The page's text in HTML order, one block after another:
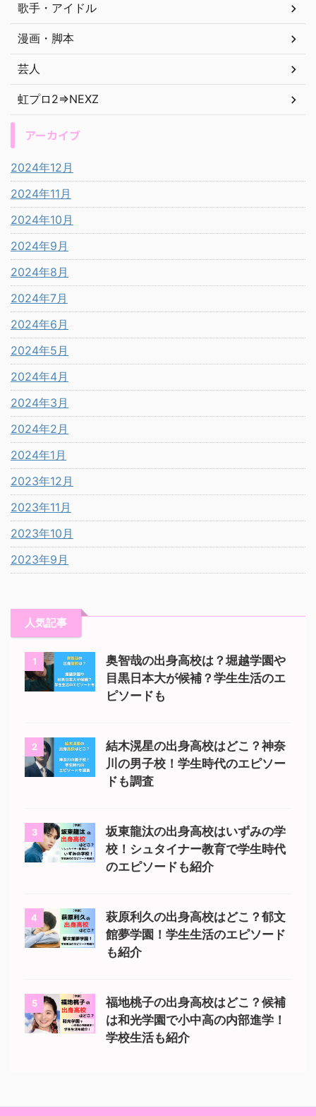
歌手・アイドル
漫画・脚本
芸人
虹プロ2⇒NEXZ
アーカイブ
2024年12月
2024年11月
2024年10月
2024年9月
2024年8月
2024年7月
2024年6月
2024年5月
2024年4月
2024年3月
2024年2月
2024年1月
2023年12月
2023年11月
2023年10月
2023年9月
人気記事
1
奥智哉の出身高校は？堀越学園や
目黒日本大が候補？学生生活のエ
ピソードも
2
結木滉星の出身高校はどこ？神奈
川の男子校！学生時代のエピソー
ドも調査
3
坂東龍汰の出身高校はいずみの学
校！シュタイナー教育で学生時代
のエピソードも紹介
4
萩原利久の出身高校はどこ？郁文
館夢学園！学生生活のエピソード
も紹介
5
福地桃子の出身高校はどこ？候補
は和光学園で小中高の内部進学！
学校生活も紹介